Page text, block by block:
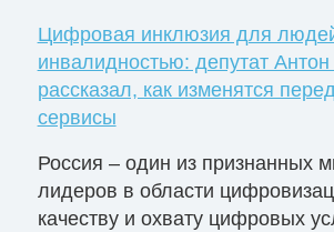
Цифровая инклюзия для
инвалидностью: депутат
рассказал, как изменятся
сервисы
Россия – один из признанных
лидеров в области
качеству и охвату цифровых